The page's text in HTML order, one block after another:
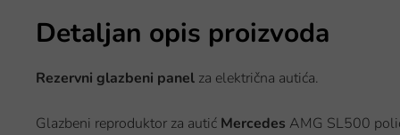
Detaljan opis proizvoda
Rezervni glazbeni panel za električna autića.
Glazbeni reproduktor za autić Mercedes AMG SL500